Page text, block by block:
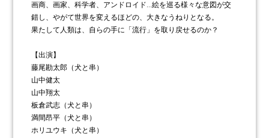
画商、画家、科学者、アンドロイド…絵を巡る様々な意図が交
錯し、やがて世界を変えるほどの、大きなうねりとなる。
果たして人類は、自らの手に「流行」を取り戻せるのか？
【出演】
藤尾勘太郎（犬と串）
山中健太
山中翔太
板倉武志（犬と串）
満間昂平（犬と串）
ホリユウキ（犬と串）